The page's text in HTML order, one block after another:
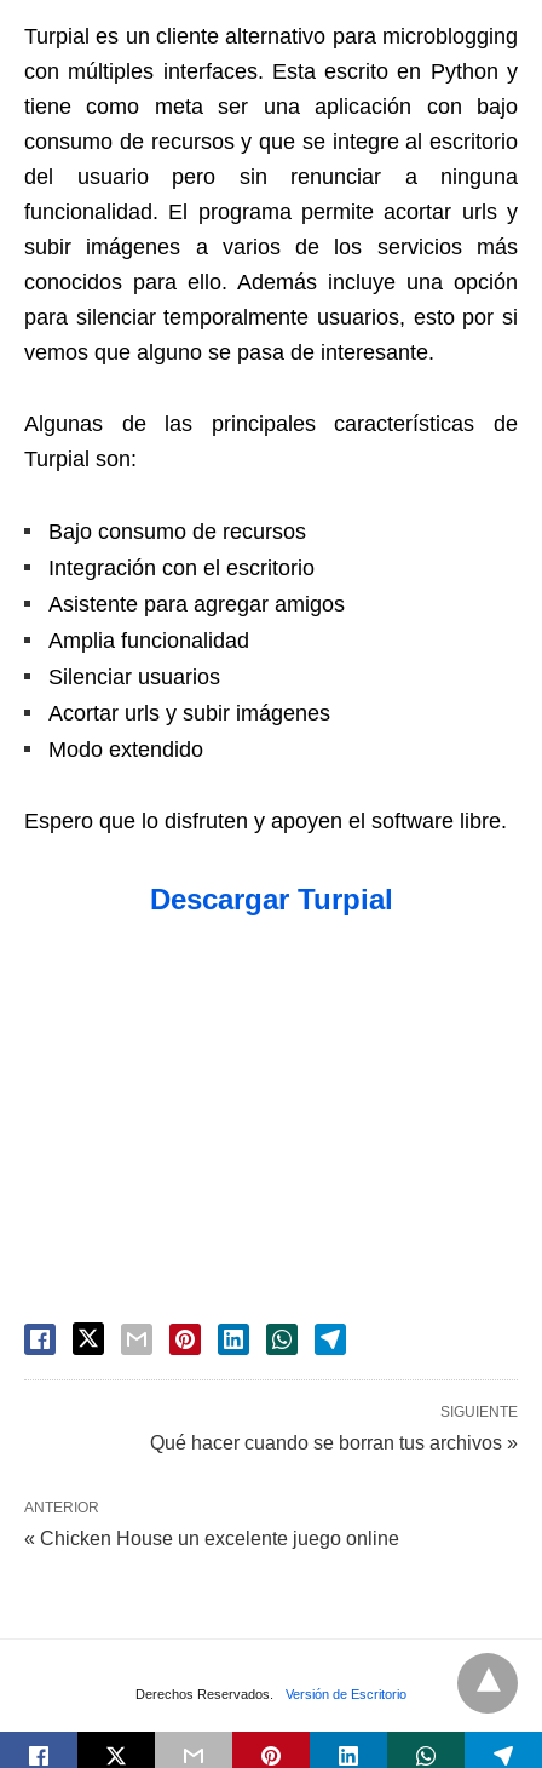
Turpial es un cliente alternativo para microblogging
con múltiples interfaces. Esta escrito en Python y
tiene como meta ser una aplicación con bajo
consumo de recursos y que se integre al escritorio
del usuario pero sin renunciar a ninguna
funcionalidad. El programa permite acortar urls y
subir imágenes a varios de los servicios más
conocidos para ello. Además incluye una opción
para silenciar temporalmente usuarios, esto por si
vemos que alguno se pasa de interesante.
Algunas de las principales características de
Turpial son:
Bajo consumo de recursos
Integración con el escritorio
Asistente para agregar amigos
Amplia funcionalidad
Silenciar usuarios
Acortar urls y subir imágenes
Modo extendido
Espero que lo disfruten y apoyen el software libre.
Descargar Turpial
SIGUIENTE
Qué hacer cuando se borran tus archivos »
ANTERIOR
« Chicken House un excelente juego online
Derechos Reservados. Versión de Escritorio